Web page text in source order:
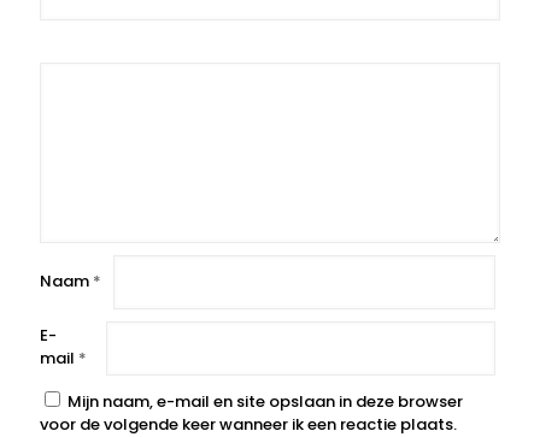
Naam *
E-
mail *
Mijn naam, e-mail en site opslaan in deze browser
voor de volgende keer wanneer ik een reactie plaats.